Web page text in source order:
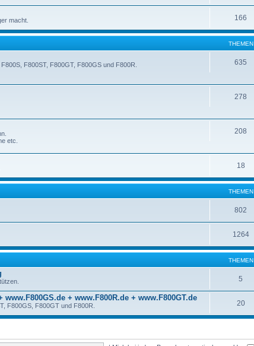
macht. 166
THEMEN
F800ST, F800GT, F800GS und F800R. 635
278
etc.
208
18
THEMEN
802
1264
THEMEN
5
+ www.F800R.de + www.F800GT.de
F800GS, F800GT und F800R. 20